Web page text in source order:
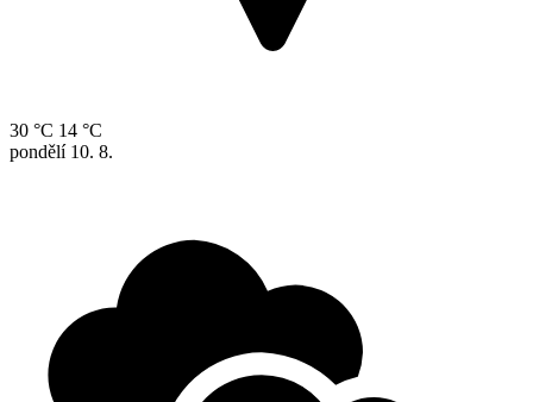
30 °C 14 °C
pondělí 10. 8.